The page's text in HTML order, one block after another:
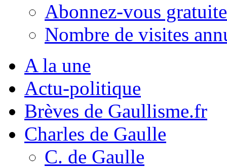
Abonnez-vous
Nombre de visites
A la une
Actu-politique
Brèves de Gaullisme.fr
Charles de Gaulle
C. de Gaulle